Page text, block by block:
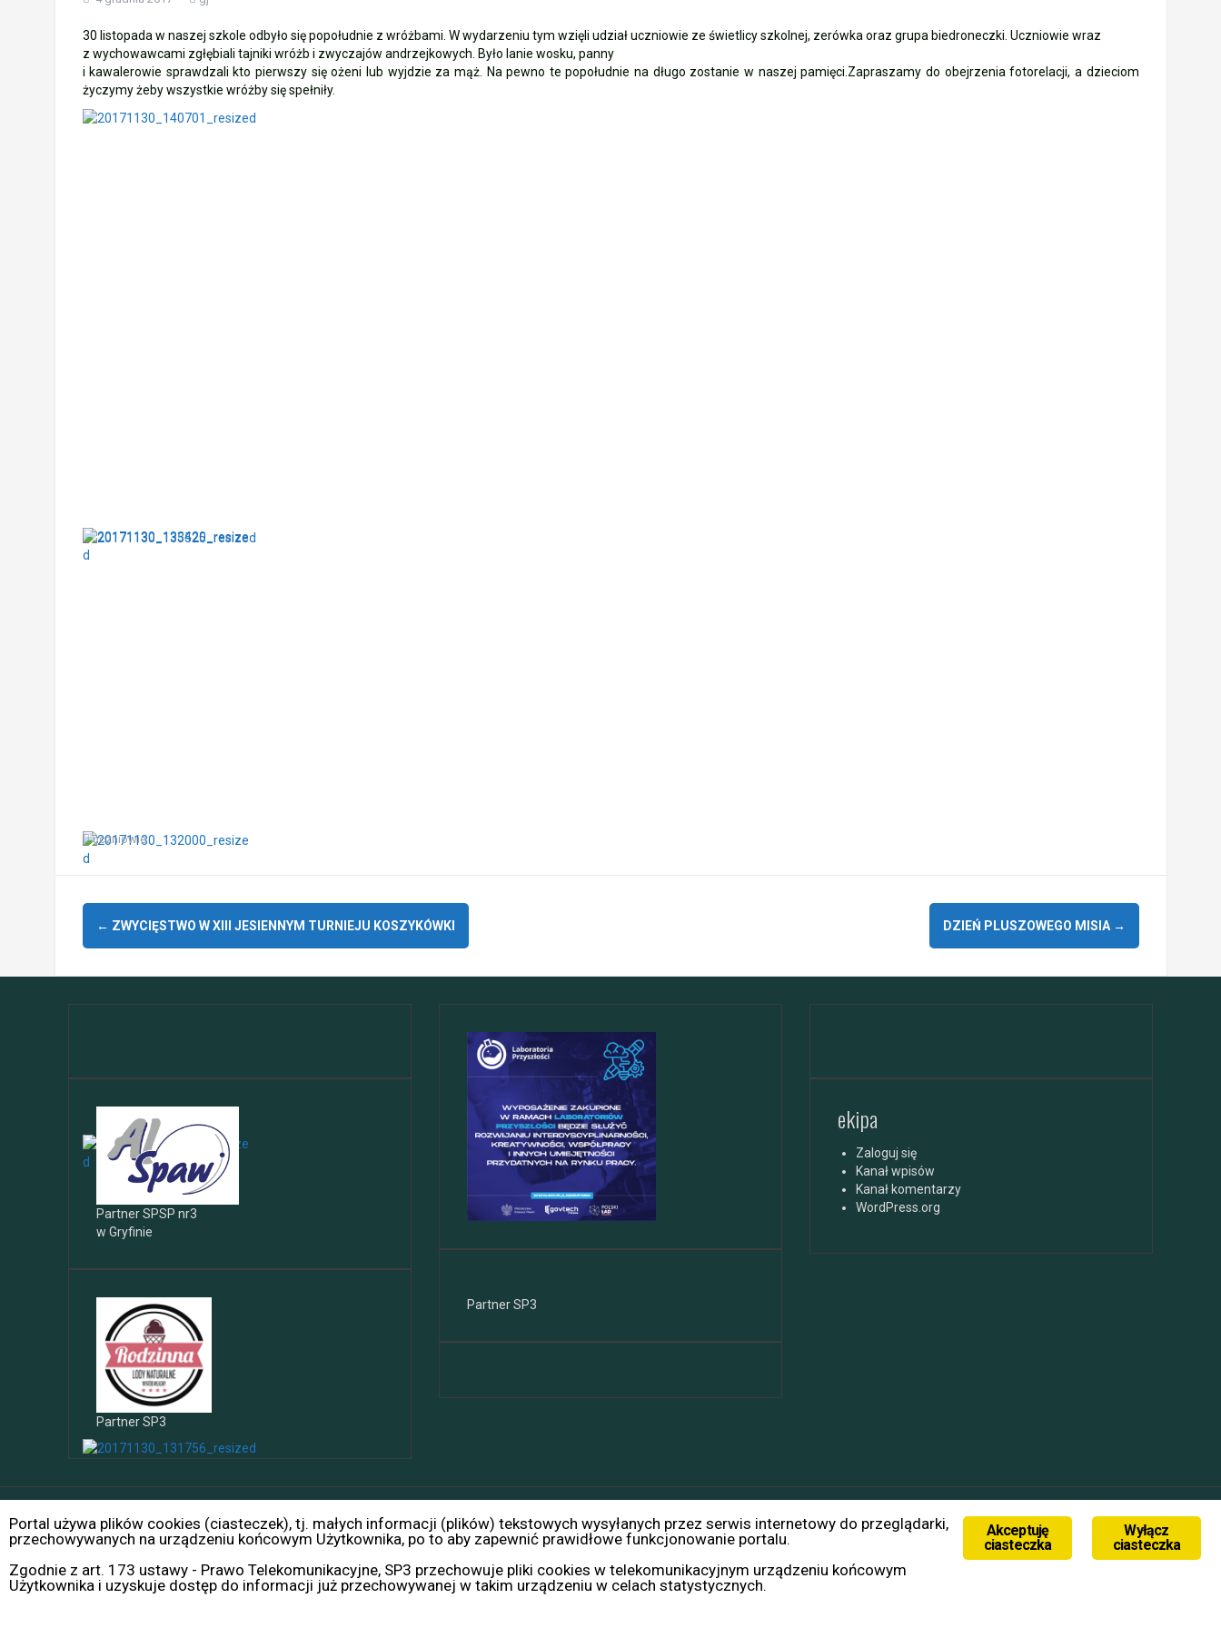
🌊🏰 Wycieczka do Trójmiasta i Malborka 🏰🌊
📚🧇🍧PODZIĘKOWANIA🍧🧇📚
30 listopada w naszej szkole odbyło się popołudnie z wróżbami. W wydarzeniu tym wzięli udział uczniowie ze świetlicy szkolnej, zerówka oraz grupa biedroneczki. Uczniowie wraz
z wychowawcami zgłębiali tajniki wróżb i zwyczajów andrzejkowych. Było lanie wosku, panny
i kawalerowie sprawdzali kto pierwszy się ożeni lub wyjdzie za mąż. Na pewno te popołudnie na długo zostanie w naszej pamięci.Zapraszamy do obejrzenia fotorelacji, a dzieciom
życzymy żeby wszystkie wróżby się spełniły.
uczniowie
Zobacz
wpisy
← ZWYCIĘSTWO W XIII JESIENNYM TURNIEJU KOSZYKÓWKI DZIEŃ PLUSZOWEGO MISIA →
Partner SPSP nr3
w Gryfinie
Partner SP3
Partner SP3
ekipa
Zaloguj się
Kanał wpisów
Kanał komentarzy
WordPress.org
Dumnie wspierane przez WordPressa| Szablon:FlyMagby Themeisle.
Wyłącz
ciasteczka
Akceptuję
ciasteczka
Portal używa plików cookies (ciasteczek), tj. małych informacji (plików) tekstowych wysyłanych przez serwis internetowy do przeglądarki,
przechowywanych na urządzeniu końcowym Użytkownika, po to aby zapewnić prawidłowe funkcjonowanie portalu.
Zgodnie z art. 173 ustawy - Prawo Telekomunikacyjne, SP3 przechowuje pliki cookies w telekomunikacyjnym urządzeniu końcowym
Użytkownika i uzyskuje dostęp do informacji już przechowywanej w takim urządzeniu w celach statystycznych.